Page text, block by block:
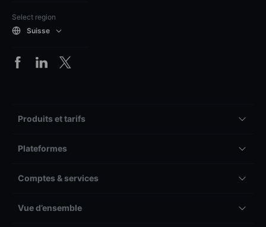
Select region
Suisse
Produits et tarifs
Plateformes
Comptes & services
Vue d’ensemble